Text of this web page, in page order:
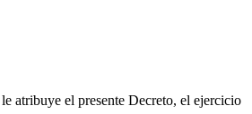
atribuye el presente Decreto, el ejercicio